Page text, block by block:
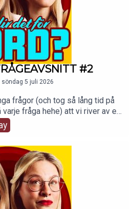
#2
söndag 5 juli 2026
frågor (och tog så lång tid på
fråga hehe) att vi river av ett
Håll till godis!De vanliga
som vanligt i premiumfeeden
avsnitt finns som video på
navelskåderi